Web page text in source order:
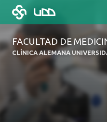
FACULTAD DE
CLÍNICA ALEMANA